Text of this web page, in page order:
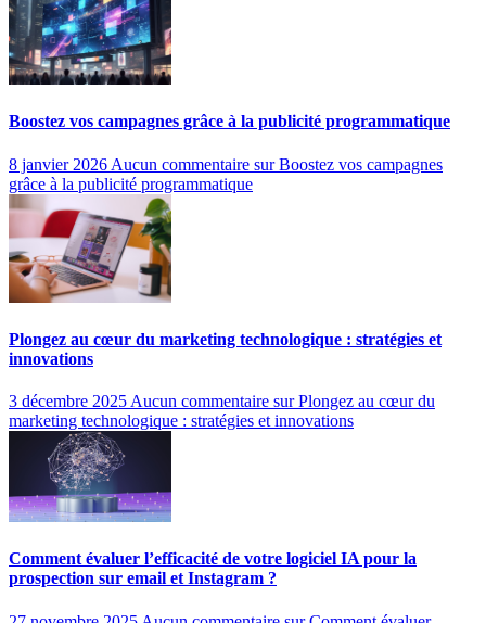
Boostez vos campagnes grâce à la publicité programmatique
8 janvier 2026 Aucun commentaire sur Boostez vos campagnes
grâce à la publicité programmatique
Plongez au cœur du marketing technologique : stratégies et
innovations
3 décembre 2025 Aucun commentaire sur Plongez au cœur du
marketing technologique : stratégies et innovations
Comment évaluer l’efficacité de votre logiciel IA pour la
prospection sur email et Instagram ?